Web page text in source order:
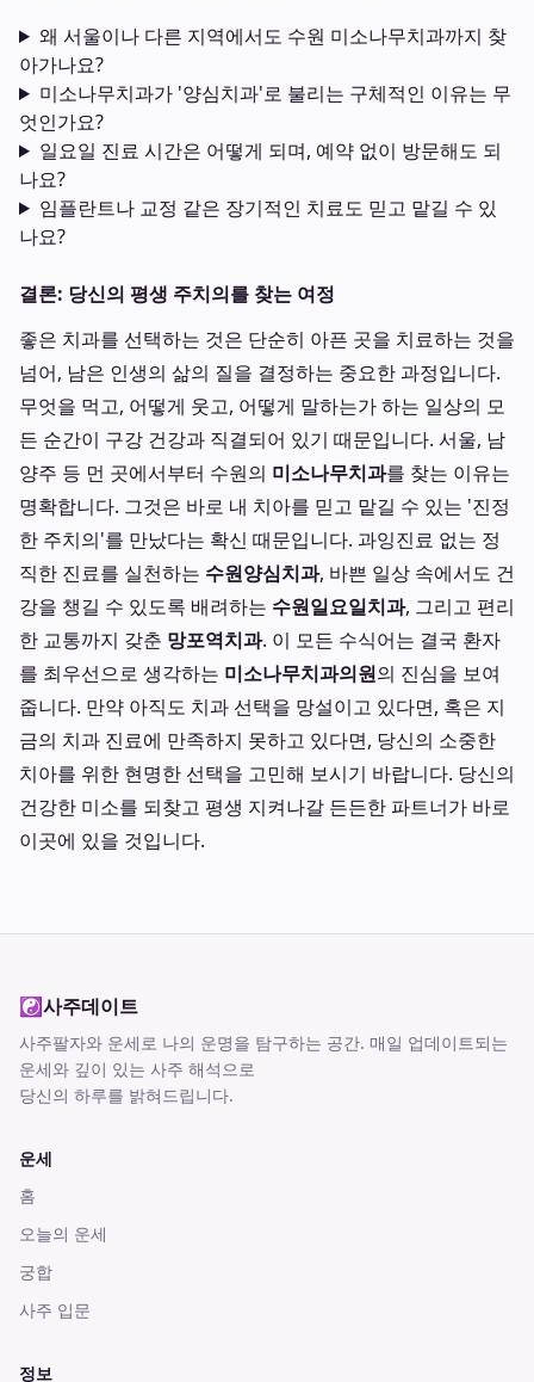
왜 서울이나 다른 지역에서도 수원 미소나무치과까지 찾
아가나요?
미소나무치과가 '양심치과'로 불리는 구체적인 이유는 무
엇인가요?
일요일 진료 시간은 어떻게 되며, 예약 없이 방문해도 되
나요?
임플란트나 교정 같은 장기적인 치료도 믿고 맡길 수 있
나요?
결론: 당신의 평생 주치의를 찾는 여정
좋은 치과를 선택하는 것은 단순히 아픈 곳을 치료하는 것을
넘어, 남은 인생의 삶의 질을 결정하는 중요한 과정입니다.
무엇을 먹고, 어떻게 웃고, 어떻게 말하는가 하는 일상의 모
든 순간이 구강 건강과 직결되어 있기 때문입니다. 서울, 남
양주 등 먼 곳에서부터 수원의 미소나무치과를 찾는 이유는
명확합니다. 그것은 바로 내 치아를 믿고 맡길 수 있는 '진정
한 주치의'를 만났다는 확신 때문입니다. 과잉진료 없는 정
직한 진료를 실천하는 수원양심치과, 바쁜 일상 속에서도 건
강을 챙길 수 있도록 배려하는 수원일요일치과, 그리고 편리
한 교통까지 갖춘 망포역치과. 이 모든 수식어는 결국 환자
를 최우선으로 생각하는 미소나무치과의원의 진심을 보여
줍니다. 만약 아직도 치과 선택을 망설이고 있다면, 혹은 지
금의 치과 진료에 만족하지 못하고 있다면, 당신의 소중한
치아를 위한 현명한 선택을 고민해 보시기 바랍니다. 당신의
건강한 미소를 되찾고 평생 지켜나갈 든든한 파트너가 바로
이곳에 있을 것입니다.
☯사주데이트
사주팔자와 운세로 나의 운명을 탐구하는 공간. 매일 업데이트되는
운세와 깊이 있는 사주 해석으로
당신의 하루를 밝혀드립니다.
운세
홈
오늘의 운세
궁합
사주 입문
정보